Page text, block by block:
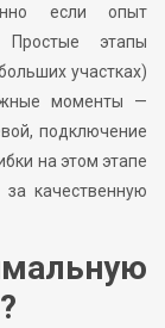
если опыт
этапы
участках)
моменты —
подключение
на этом этапе
качественную